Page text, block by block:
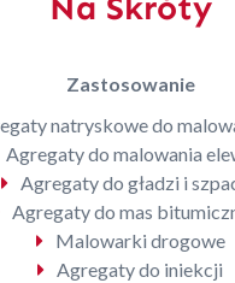
Na Skróty
Zastosowanie
natryskowe do
Agregaty do malowania
Agregaty do gładzi i
Agregaty do mas
Malowarki drogowe
Agregaty do iniekcji